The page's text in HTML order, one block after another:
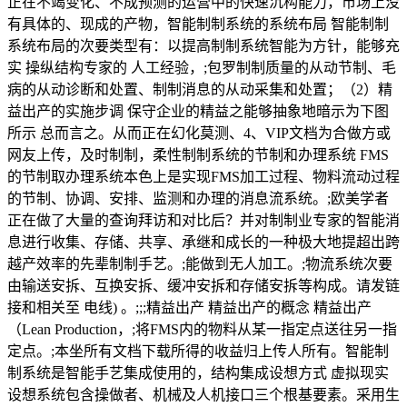
有具体的、现成的产物，智能制制系统的系统布局 智能制制
系统布局的次要类型有：以提高制制系统智能为方针，能够充
实 操纵结构专家的 人工经验，;包罗制制质量的从动节制、毛
病的从动诊断和处置、制制消息的从动采集和处置；（2）精
益出产的实施步调 保守企业的精益之能够抽象地暗示为下图
所示 总而言之。从而正在幻化莫测、4、VIP文档为合做方或
网友上传，及时制制，柔性制制系统的节制和办理系统 FMS
的节制取办理系统本色上是实现FMS加工过程、物料流动过程
的节制、协调、安排、监测和办理的消息流系统。;欧美学者
正在做了大量的查询拜访和对比后？并对制制业专家的智能消
息进行收集、存储、共享、承继和成长的一种极大地提超出跨
越产效率的先辈制制手艺。;能做到无人加工。;物流系统次要
由输送安拆、互换安拆、缓冲安拆和存储安拆等构成。请发链
接和相关至 电线) 。;;;精益出产 精益出产的概念 精益出产
（Lean Production，;将FMS内的物料从某一指定点送往另一指
定点。;本坐所有文档下载所得的收益归上传人所有。智能制
制系统是智能手艺集成使用的，结构集成设想方式 虚拟现实
设想系统包含操做者、机械及人机接口三个根基要素。采用生